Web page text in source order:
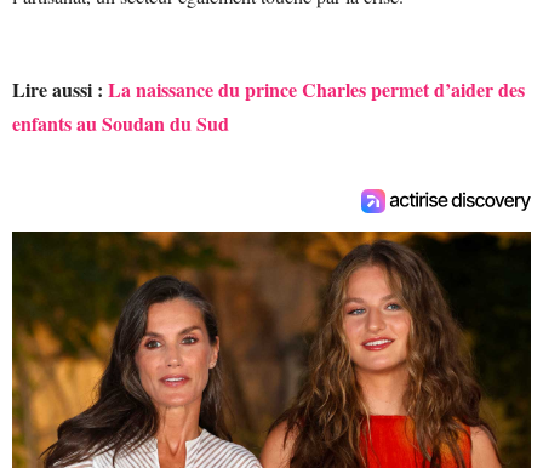
Lire aussi : La naissance du prince Charles permet d’aider des
enfants au Soudan du Sud